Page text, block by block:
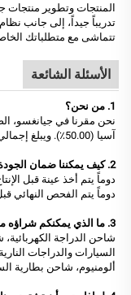
المنتجات وتطوير منتجات
تدريباً جيداً، إلى جانب
تتماشى مع متطلباتك
الأسئلة الشائعة
1. من نحن؟
آسيا (50.00٪). ويبلغ إجمالي عدد الموظفين في مكتبنا حوالي 101-200 شخص.
2. كيف يمكننا ضمان الجودة؟
دوماً يتم أخذ عينة قبل
دوماً يتم الفحص النهائي
3. ما الذي يمكنكم شراؤه منا؟
شاحن الدراجة
السيارات والدراجات
ألومنيوم، شاحن بطارية